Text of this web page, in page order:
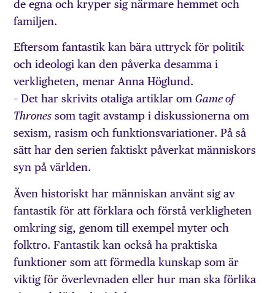
de egna och kryper sig närmare hemmet och
familjen.
Eftersom fantastik kan bära uttryck för politik
och ideologi kan den påverka desamma i
verkligheten, menar Anna Höglund.
– Det har skrivits otaliga artiklar omGame of
Thrones som tagit avstamp i diskussionerna om
sexism, rasism och funktionsvariationer. På så
sätt har den serien faktiskt påverkat människors
syn på världen.
Även historiskt har människan använt sig av
fantastik för att förklara och förstå verkligheten
omkring sig, genom till exempel myter och
folktro. Fantastik kan också ha praktiska
funktioner som att förmedla kunskap som är
viktig för överlevnaden eller hur man ska förlika